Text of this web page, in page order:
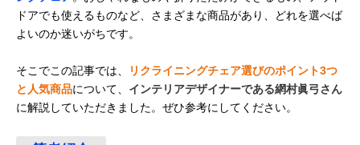
ドアでも使えるものなど、さまざまな商品があり、どれを選べば
よいのか迷いがちです。
そこでこの記事では、
リクライニングチェア選びのポイント3つ
と人気商品について、 インテリアデザイナーである網村眞弓さん
に解説していただきました。ぜひ参考にしてください。